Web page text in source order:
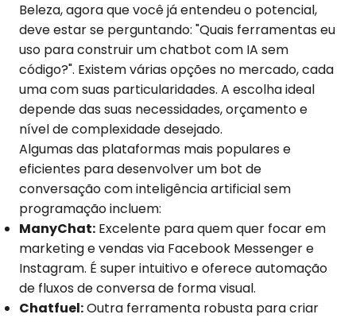
Beleza, agora que você já entendeu o potencial,
deve estar se perguntando: "Quais ferramentas eu
uso para construir um chatbot com IA sem
código?". Existem várias opções no mercado, cada
uma com suas particularidades. A escolha ideal
depende das suas necessidades, orçamento e
nível de complexidade desejado.
Algumas das plataformas mais populares e
eficientes para desenvolver um bot de
conversação com inteligência artificial sem
programação incluem:
ManyChat: Excelente para quem quer focar em
marketing e vendas via Facebook Messenger e
Instagram. É super intuitivo e oferece automação
de fluxos de conversa de forma visual.
Chatfuel:Outra ferramenta robusta para criar